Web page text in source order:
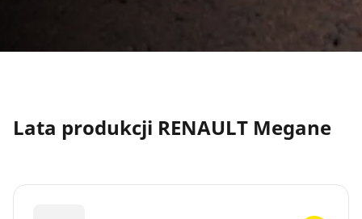
Lata produkcji RENAULT Megane